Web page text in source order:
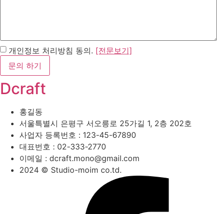
개인정보 처리방침 동의. [전문보기]
문의 하기
Dcraft
홍길동
서울특별시 은평구 서오릉로 25가길 1, 2층 202호
사업자 등록번호 : 123-45-67890
대표번호 : 02-333-2770
이메일 : dcraft.mono@gmail.com
2024 © Studio-moim co.td.